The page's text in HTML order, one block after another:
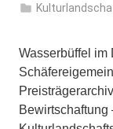
Wasserbüffel im
Bewirtschaftung